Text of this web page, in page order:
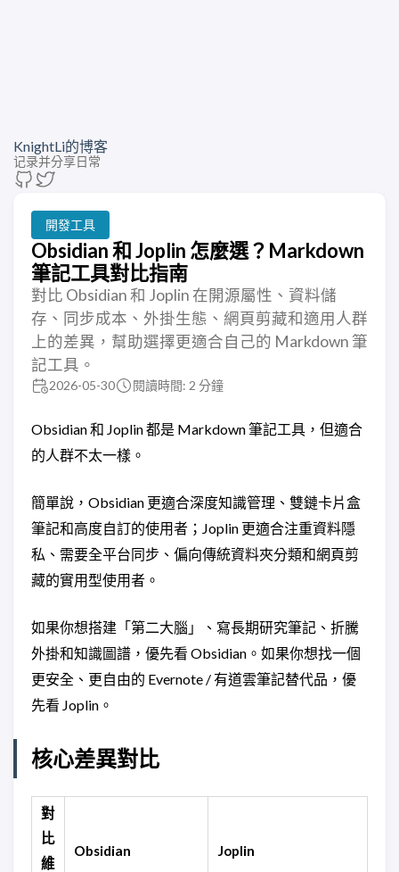
KnightLi的博客
记录并分享日常
開發工具
Obsidian 和 Joplin 怎麼選？Markdown
筆記工具對比指南
對比 Obsidian 和 Joplin 在開源屬性、資料儲
存、同步成本、外掛生態、網頁剪藏和適用人群
上的差異，幫助選擇更適合自己的 Markdown 筆
記工具。
2026-05-30 閱讀時間: 2 分鐘
Obsidian 和 Joplin 都是 Markdown 筆記工具，但適合
的人群不太一樣。
簡單說，Obsidian 更適合深度知識管理、雙鏈卡片盒
筆記和高度自訂的使用者；Joplin 更適合注重資料隱
私、需要全平台同步、偏向傳統資料夾分類和網頁剪
藏的實用型使用者。
如果你想搭建「第二大腦」、寫長期研究筆記、折騰
外掛和知識圖譜，優先看 Obsidian。如果你想找一個
更安全、更自由的 Evernote / 有道雲筆記替代品，優
先看 Joplin。
核心差異對比
對
比
維
Obsidian Joplin